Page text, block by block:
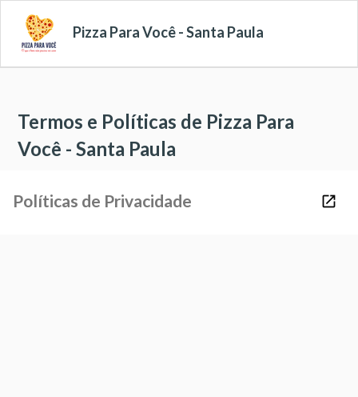
Pizza Para Você - Santa Paula
Termos e Políticas de Pizza Para
Você - Santa Paula
Políticas de Privacidade launch